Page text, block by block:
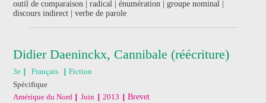
outil de comparaison | radical | énumération | groupe nominal |
discours indirect | verbe de parole
Didier Daeninckx, Cannibale (réécriture)
3e Français
Fiction
Spécifique
Amérique du Nord
Juin 2013 Brevet